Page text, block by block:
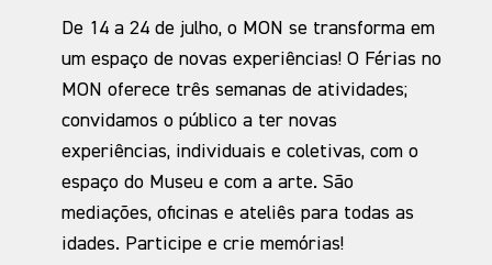
De 14 a 24 de julho, o MON se transforma em
um espaço de novas experiências! O Férias no
MON oferece três semanas de atividades;
convidamos o público a ter novas
experiências, individuais e coletivas, com o
espaço do Museu e com a arte. São
mediações, oficinas e ateliês para todas as
idades. Participe e crie memórias!